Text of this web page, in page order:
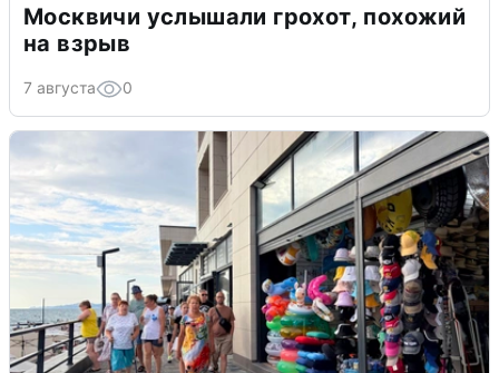
Москвичи услышали грохот, похожий
на взрыв
7 августа 0